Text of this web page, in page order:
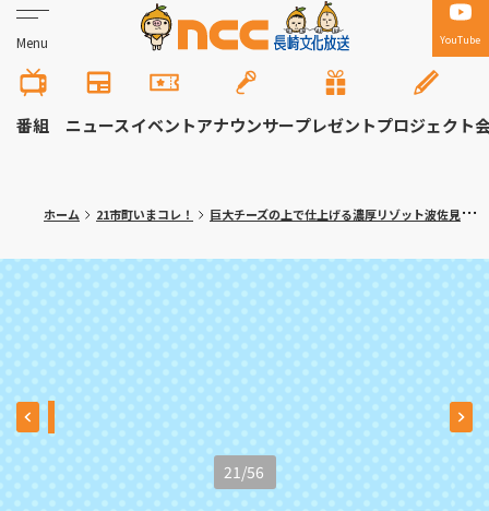
Menu YouTube
番組 ニュースイベントアナウンサープレゼントプロジェクト
ホーム 21市町いまコレ！ 巨大チーズの上で仕上げる濃厚リゾット波佐見町「ラ・セコンダ・カーザ」〈満腹記者がゆく⑬〉
21/56